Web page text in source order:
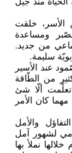
الأسر، خلقت
ومساعدة
من جديد.
سليمة.
عند الأسير
غير أنّي بكثير من الطّاقة
تعلّمت ألّا شئ
كان الأمر
والأمل
لشهور آمل
نملأ بها